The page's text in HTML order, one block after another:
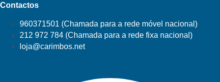
Contactos
960371501 (Chamada para a rede móvel nacional)
212 972 784 (Chamada para a rede fixa nacional)
loja@carimbos.net